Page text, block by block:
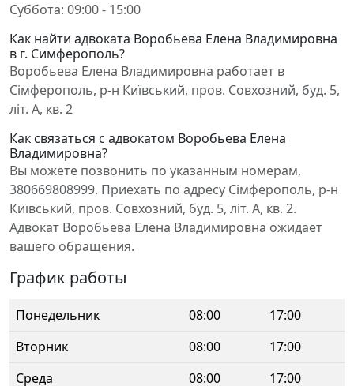
Суббота: 09:00 - 15:00
Как найти адвоката Воробьева Елена Владимировна
в г. Симферополь?
Воробьева Елена Владимировна работает в
Сімферополь, р-н Київський, пров. Совхозний, буд. 5,
літ. А, кв. 2
Как связаться с адвокатом Воробьева Елена
Владимировна?
Вы можете позвонить по указанным номерам,
380669808999. Приехать по адресу Сімферополь, р-н
Київський, пров. Совхозний, буд. 5, літ. А, кв. 2.
Адвокат Воробьева Елена Владимировна ожидает
вашего обращения.
График работы
Понедельник 08:00
17:00
Вторник
08:00
17:00
Среда
08:00
17:00